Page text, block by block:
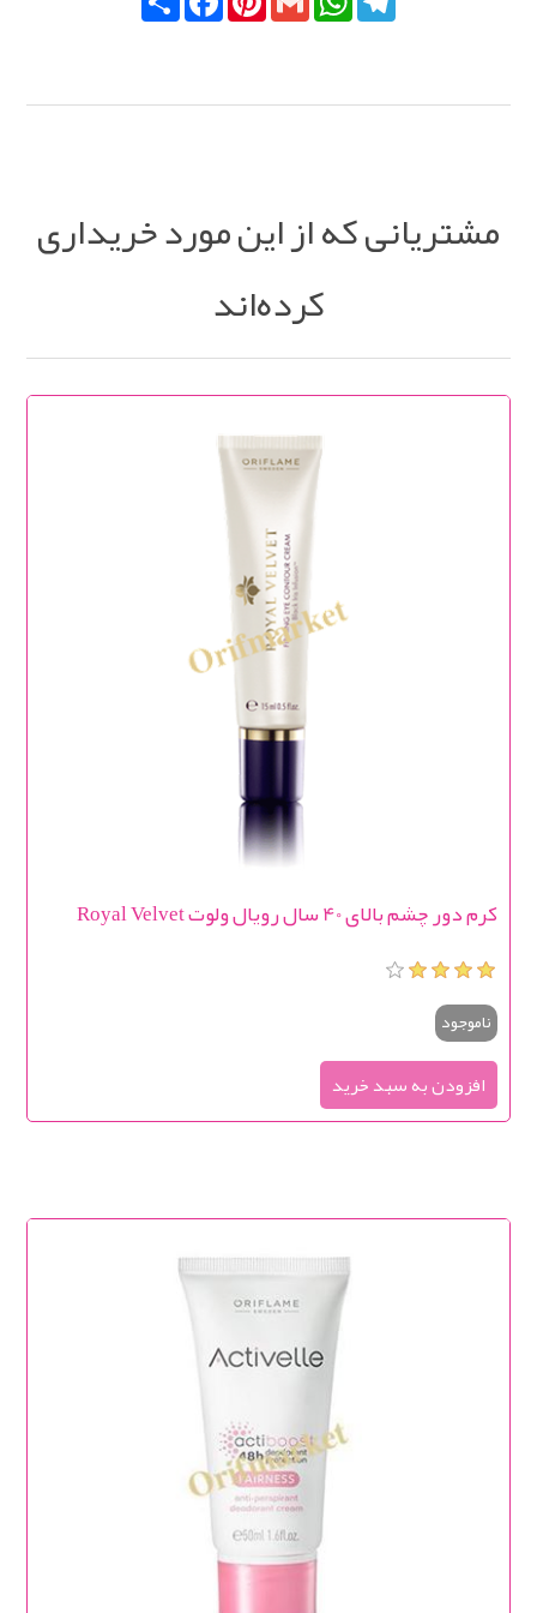
مشتریانی که از این مورد خریداری
کرده‌اند
کرم دور چشم بالای 40 سال رویال ولوت Royal Velvet
ناموجود